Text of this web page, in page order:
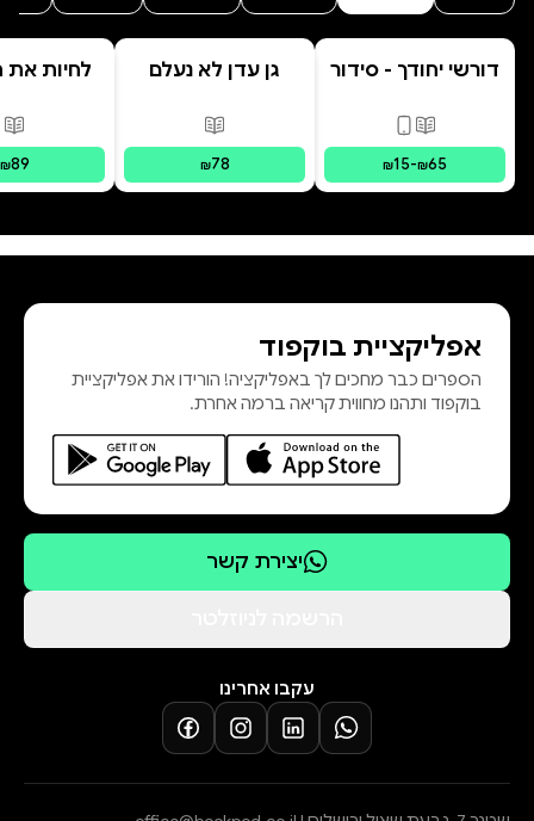
דורשי יחודך - סידור
פורמטים זמינים
מודפס, דיגיטלי
₪15-₪65
גן עדן לא נעלם
פורמטים זמינים מודפס
₪78
לחיות את
₪89
אפליקציית בוקפוד
הספרים כבר מחכים לך באפליקציה! הורידו את אפליקציית
בוקפוד ותהנו מחווית קריאה ברמה אחרת.
יצירת קשר
עקבו אחרינו